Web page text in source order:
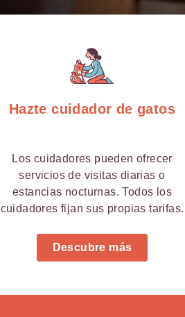
Hazte cuidador de gatos
Los cuidadores pueden ofrecer
servicios de visitas diarias o
estancias nocturnas. Todos los
cuidadores fijan sus propias tarifas.
Descubre más